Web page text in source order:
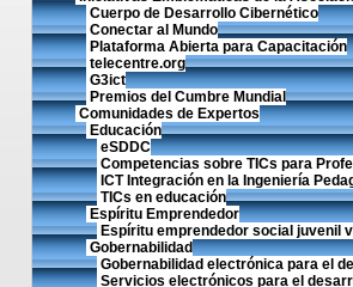
Cuerpo de Desarrollo Cibernético
Conectar al Mundo
Plataforma Abierta para Capacitación
telecentre.org
G3ict
Premios del Cumbre Mundial
Comunidades de Expertos
Educación
eSDDC
Competencias sobre TICs para
ICT Integración en la Ingeniería
TICs en educación
Espíritu Emprendedor
Espíritu emprendedor social juvenil
Gobernabilidad
Gobernabilidad electrónica para el
Servicios electrónicos para el